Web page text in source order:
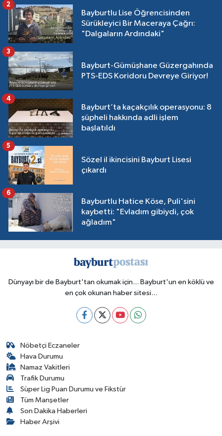
Bayburtlu Lise Öğrencisinden
Sürükleyici Bir Maceraya Çağrı:
"Dalgaların Ardındaki"
2
Bayburt-Gümüşhane Güzergahında
PTS-EDS Koridoru Devreye Giriyor!
3
Bayburt’ta kaçakçılık operasyonu: 8
şüpheli hakkında adli işlem
başlatıldı
4
Sözel il ikincisini Bayburt Lisesi
çıkardı
5
Bayburtlu Hatice Köse, Puli'sini
kaybetti: "Evladım gibiydi, çok
ağladım"
6
Dünyayı bir de Bayburt'tan okumak için... Bayburt'un en köklü ve
en çok okunan haber sitesi...
Nöbetçi Eczaneler
Hava Durumu
Namaz Vakitleri
Trafik Durumu
Süper Lig Puan Durumu ve Fikstür
Tüm Manşetler
Son Dakika Haberleri
Haber Arşivi